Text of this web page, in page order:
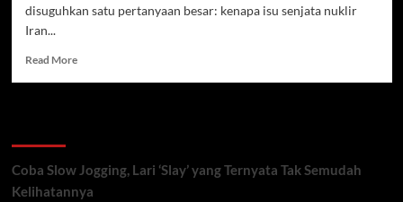
disuguhkan satu pertanyaan besar: kenapa isu senjata nuklir
Iran...
Read MoreRead
Selalu
Jadi
Coba Slow Jogging, Lari ‘Slay’ yang Ternyata Tak Semudah
Kelihatannya